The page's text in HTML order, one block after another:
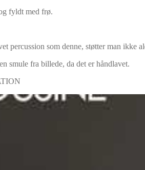
fyldt med frø.
percussion som denne, støtter man ikke
smule fra billede, da det er håndlavet.